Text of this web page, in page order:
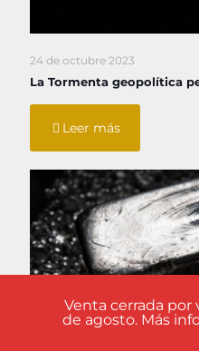
24 de octubre 2023
La Tormenta geopolítica
Leer más
Venta cerrada por
de agosto. Más